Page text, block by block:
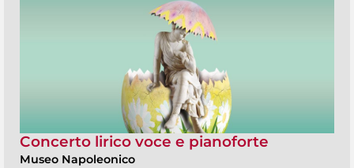
Concerto lirico voce e pianoforte
Museo Napoleonico